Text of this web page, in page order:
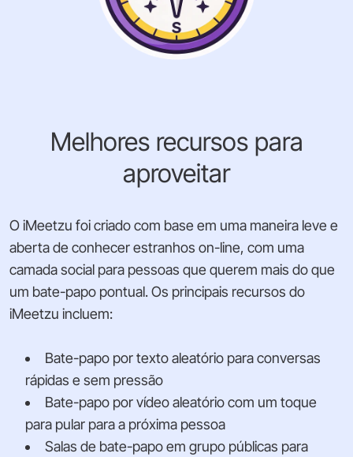
Melhores recursos para
aproveitar
O iMeetzu foi criado com base em uma maneira leve e
aberta de conhecer estranhos on-line, com uma
camada social para pessoas que querem mais do que
um bate-papo pontual. Os principais recursos do
iMeetzu incluem:
Bate-papo por texto aleatório para conversas
rápidas e sem pressão
Bate-papo por vídeo aleatório com um toque
para pular para a próxima pessoa
Salas de bate-papo em grupo públicas para